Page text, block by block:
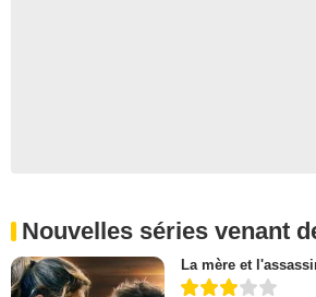
Nouvelles séries venant
La mère et